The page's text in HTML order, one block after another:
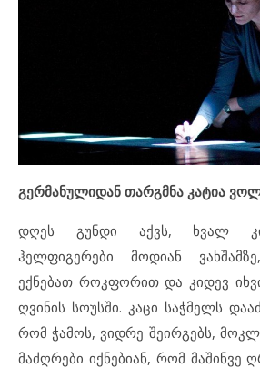
გერმანულიდან თარგმნა კატია
დღეს გუნდი აქვს, ხვალ
ჰელფიგერები მოდიან
ექნებათ როკფორით და კიდევ
ღვინის სოუსში. კაცი საჭმელს
რომ ჭამოს, ვიდრე შეირგებს,
მაძღრები იქნებიან, რომ მაშინვე